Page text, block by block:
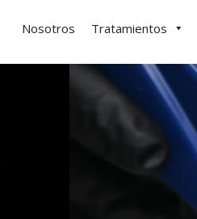
Nosotros Tratamientos